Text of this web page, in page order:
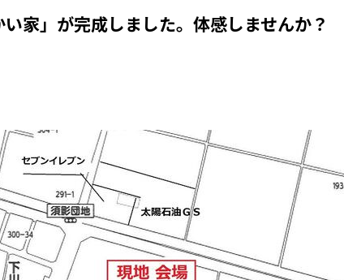
家」が完成しました。体感しませんか？